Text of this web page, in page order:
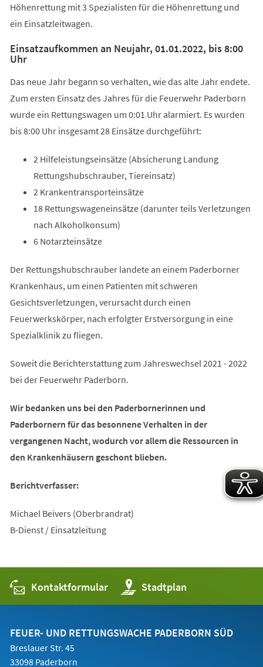
Höhenrettung mit 3 Spezialisten für die Höhenrettung und
ein Einsatzleitwagen.
Einsatzaufkommen an Neujahr, 01.01.2022, bis 8:00
Uhr
Das neue Jahr begann so verhalten, wie das alte Jahr endete.
Zum ersten Einsatz des Jahres für die Feuerwehr Paderborn
wurde ein Rettungswagen um 0:01 Uhr alarmiert. Es wurden
bis 8:00 Uhr insgesamt 28 Einsätze durchgeführt:
2 Hilfeleistungseinsätze (Absicherung Landung
Rettungshubschrauber, Tiereinsatz)
2 Krankentransporteinsätze
18 Rettungswageneinsätze (darunter teils Verletzungen
nach Alkoholkonsum)
6 Notarzteinsätze
Der Rettungshubschrauber landete an einem Paderborner
Krankenhaus, um einen Patienten mit schweren
Gesichtsverletzungen, verursacht durch einen
Feuerwerkskörper, nach erfolgter Erstversorgung in eine
Spezialklinik zu fliegen.
Soweit die Berichterstattung zum Jahreswechsel 2021 - 2022
bei der Feuerwehr Paderborn.
Wir bedanken uns bei den Paderbornerinnen und
Paderbornern für das besonnene Verhalten in der
vergangenen Nacht, wodurch vor allem die Ressourcen in
den Krankenhäusern geschont blieben.
Berichtverfasser:
Michael Beivers (Oberbrandrat)
B-Dienst / Einsatzleitung
Kontaktformular Stadtplan
(Öffnet
in
einem
Tab)
FEUER- UND RETTUNGSWACHE PADERBORN SÜD
Breslauer Str. 45
33098 Paderborn